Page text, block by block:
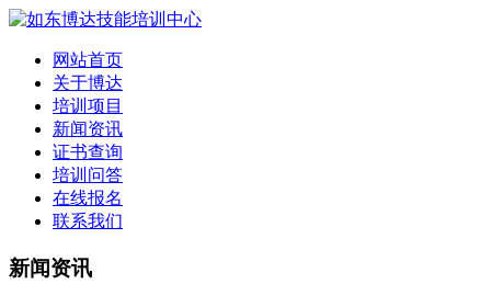
网站首页
关于博达
培训项目
新闻资讯
证书查询
培训问答
在线报名
联系我们
新闻资讯